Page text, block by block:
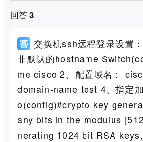
回答 3
交换机ssh远程登录设置
非默认的hostname
me cisco 2、配置域名：
domain-name test 4、指定
o(config)#crypto key
any bits in the modulus
nerating 1024 bit RSA